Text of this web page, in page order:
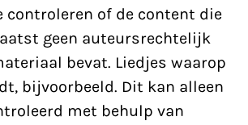
controleren of de content die
geen auteursrechtelijk
bevat. Liedjes waarop
bijvoorbeeld. Dit kan alleen
met behulp van